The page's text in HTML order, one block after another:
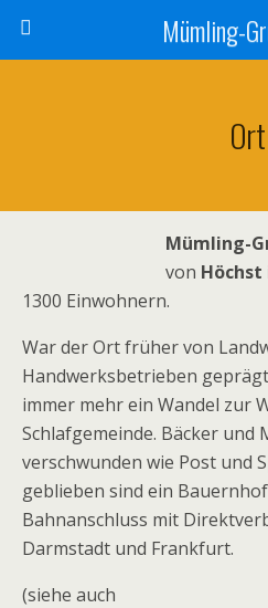
Mümling-
Ort
Mümling-
von
1300 Einwohnern.
War der Ort früher von
Handwerksbetrieben
immer mehr ein Wandel zur
Schlafgemeinde. Bäcker und
verschwunden wie Post und
geblieben sind ein
Bahnanschluss mit
Darmstadt und Frankfurt.
(siehe auch